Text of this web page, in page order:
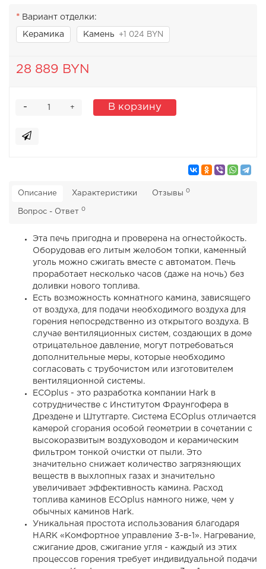
Вариант отделки:
Керамика Камень +1 024 BYN
28 889 BYN
+
- В корзину
Описание Характеристики Отзывы 0
Вопрос - Ответ 0
Эта печь пригодна и проверена на огнестойкость.
Оборудовав его литым желобом топки, каменный
уголь можно сжигать вместе с автоматом. Печь
проработает несколько часов (даже на ночь) без
доливки нового топлива.
Есть возможность комнатного камина, зависящего
от воздуха, для подачи необходимого воздуха для
горения непосредственно из открытого воздуха. В
случае вентиляционных систем, создающих в доме
отрицательное давление, могут потребоваться
дополнительные меры, которые необходимо
согласовать с трубочистом или изготовителем
вентиляционной системы.
ECOplus - это разработка компании Hark в
сотрудничестве с Институтом Фраунгофера в
Дрездене и Штутгарте. Система ECOplus отличается
камерой сгорания особой геометрии в сочетании с
высокоразвитым воздуховодом и керамическим
фильтром тонкой очистки от пыли. Это
значительно снижает количество загрязняющих
веществ в выхлопных газах и значительно
увеличивает эффективность камина. Расход
топлива каминов ECOplus намного ниже, чем у
обычных каминов Hark.
Уникальная простота использования благодаря
HARK «Комфортное управление 3-в-1». Нагревание,
сжигание дров, сжигание угля - каждый из этих
процессов горения требует индивидуальной подачи